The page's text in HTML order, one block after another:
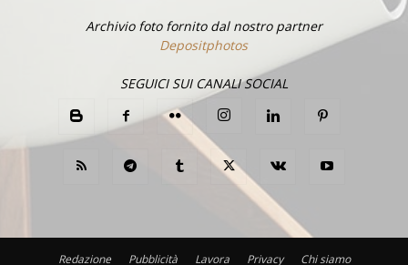
Archivio foto fornito dal nostro partner
Depositphotos
SEGUICI SUI CANALI SOCIAL
Redazione Pubblicità Lavora Privacy Chi siamo